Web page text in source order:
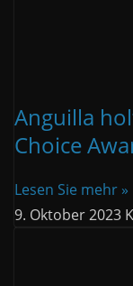
Anguilla
Choice
Lesen Sie mehr »
9. Oktober 2023